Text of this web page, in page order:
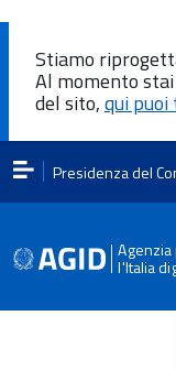
Stiamo
Al momento
del sito,qui
Presidenza del
l'Italia